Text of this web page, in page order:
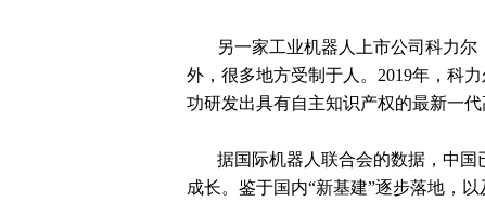
另一家工业机器人上市公司科力
外，很多地方受制于人。2019年，科
功研发出具有自主知识产权的最新一代
据国际机器人联合会的数据，中国
成长。鉴于国内“新基建”逐步落地，